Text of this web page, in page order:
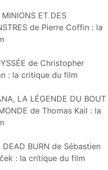
MINIONS ET DES
de Pierre Coffin : la
de Christopher
: la critique du film
LA LÉGENDE DU BOUT
de Thomas Kail : la
DEAD BURN de Sébastien
: la critique du film